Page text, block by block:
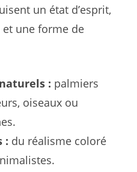
un état d’esprit,
et une forme de
: palmiers
oiseaux ou
: du réalisme coloré